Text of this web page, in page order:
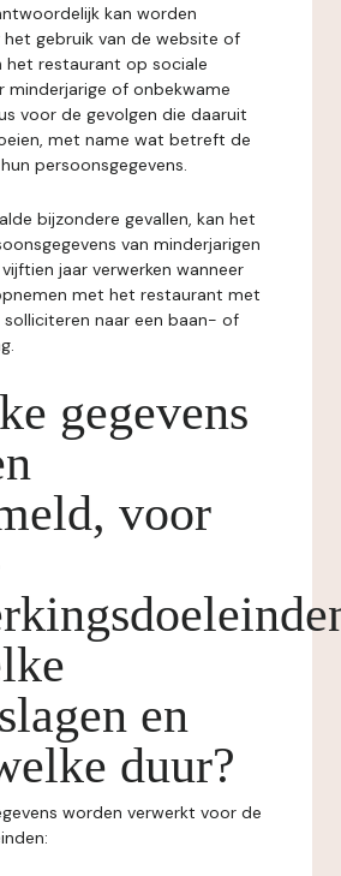
kan worden
gebruik van de website of
het restaurant op sociale
minderjarige of onbekwame
voor de gevolgen die daaruit
met name wat betreft de
persoonsgegevens.
bijzondere gevallen, kan het
van minderjarigen
jaar verwerken wanneer
met het restaurant met
naar een baan- of
gegevens
voor
en
duur?
worden verwerkt voor de